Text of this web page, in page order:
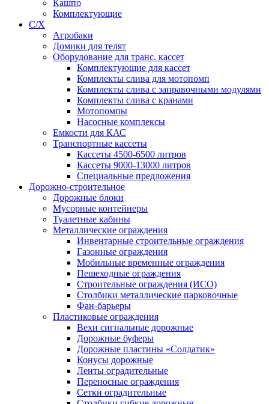
Кашпо
Комплектующие
С/Х
Агробаки
Домики для телят
Оборудование для транс. кассет
Комплектующие для кассет
Комплекты слива для мотопомп
Комплекты слива с заправочными модулями
Комплекты слива с кранами
Мотопомпы
Насосные комплексы
Емкости для КАС
Транспортные кассеты
Кассеты 4500-6500 литров
Кассеты 9000-13000 литров
Специальные предложения
Дорожно-строительное
Дорожные блоки
Мусорные контейнеры
Туалетные кабины
Металлические ограждения
Инвентарные строительные ограждения
Газонные ограждения
Мобильные временные ограждения
Пешеходные ограждения
Строительные ограждения (ИСО)
Столбики металлические парковочные
Фан-барьеры
Пластиковые ограждения
Вехи сигнальные дорожные
Дорожные буферы
Дорожные пластины «Солдатик»
Конусы дорожные
Ленты оградительные
Переносные ограждения
Сетки оградительные